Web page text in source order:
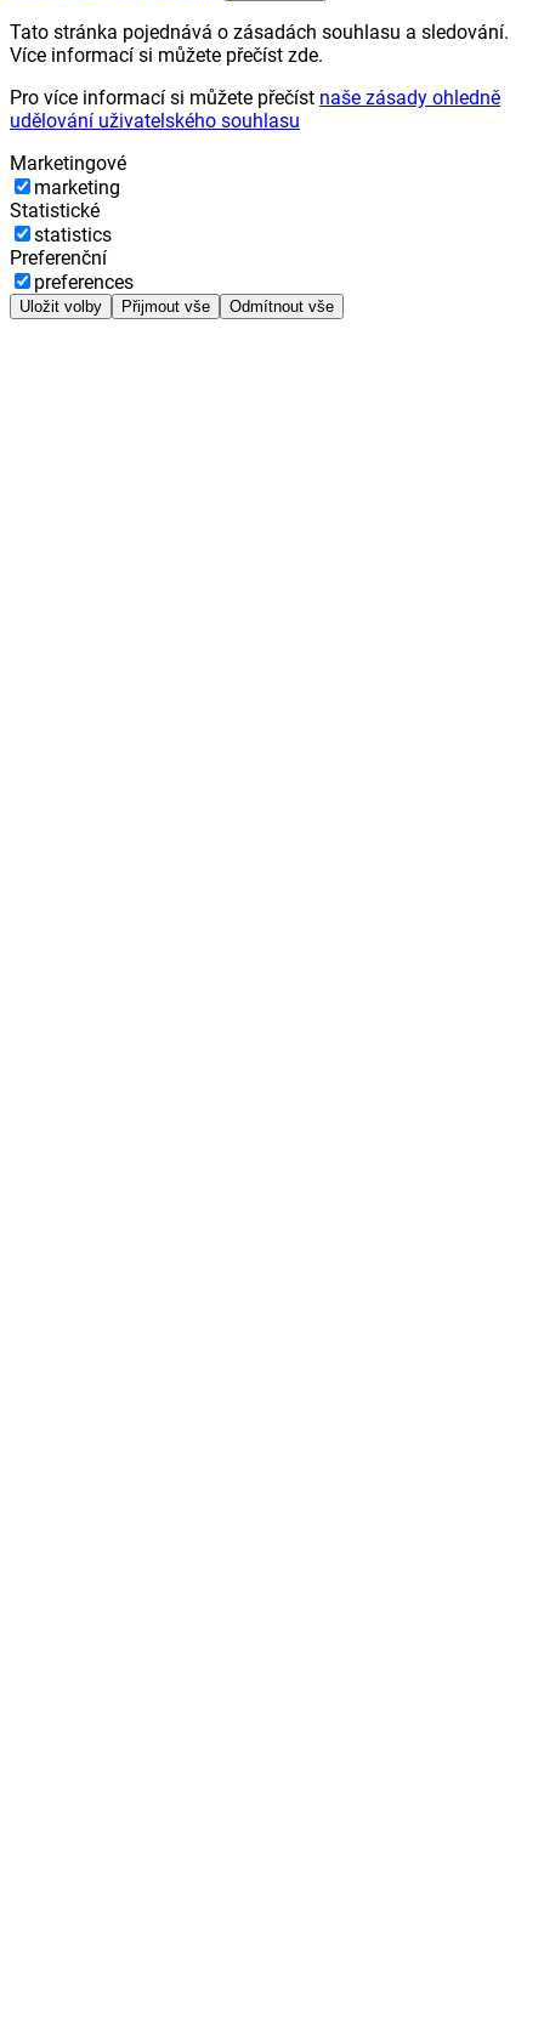
Tato stránka pojednává o zásadách souhlasu a sledování.
Více informací si můžete přečíst zde.
Pro více informací si můžete přečíst naše zásady ohledně
udělování uživatelského souhlasu
Marketingové
marketing
Statistické
statistics
Preferenční
preferences
Uložit volby Přijmout vše Odmítnout vše